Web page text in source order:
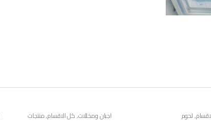
,لحوم اجبان ومخللات,كل الاقسام,منتجات